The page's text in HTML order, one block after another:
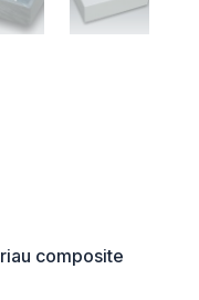
composite